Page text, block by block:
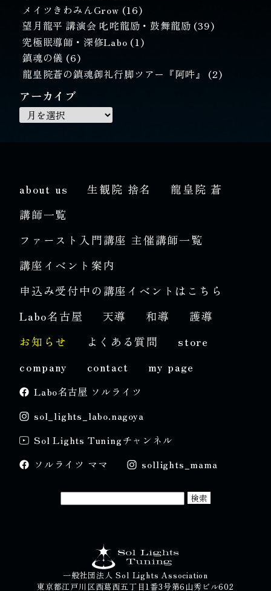
メイツきわみんGrow (16)
望月龍平 講演会 叱咤龍励・鼓舞龍励 (39)
究極眠導師・深修Labo (1)
鎮魂の儀 (6)
龍皇院蒼の鎮魂御礼行脚ツアー『阿吽』 (2)
アーカイブ
about us 生観院 捨名
龍皇院 蒼
講師一覧
ファースト入門講座 主催講師一覧
講座イベント案内
申込み受付中の講座イベントはこちら
Labo名古屋
天導 和導
護導
お知らせ
よくある質問
store
company
contact my page
Labo名古屋 ソルライツ
sol_lights_labo.nagoya
Sol Lights Tuningチャンネル
ソルライツ ママ
sollights_mama
一般社団法人 Sol Lights Association
東京都江戸川区西葛西五丁目1番3号第6山秀ビル602